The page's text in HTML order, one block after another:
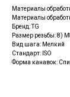
Материалы
Материалы
Бренд: TG
Размер резьбы: 8)
Вид шага: Мелкий
Стандарт: ISO
Форма канавок: